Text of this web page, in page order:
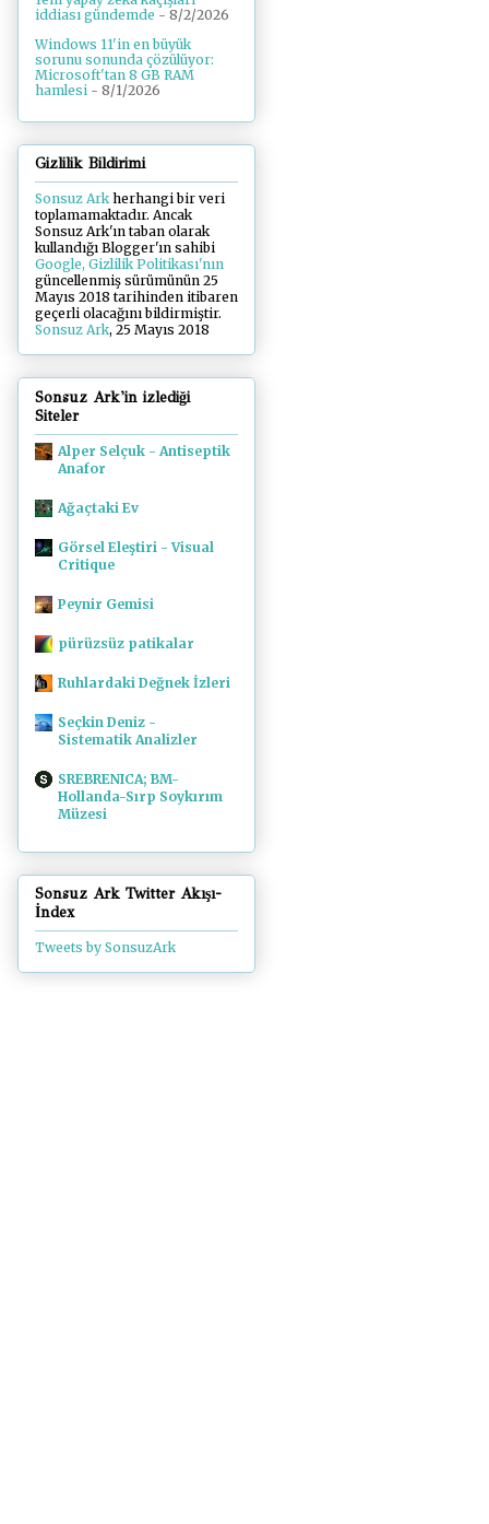
iddiası gündemde - 8/2/2026
Windows 11'in en büyük
sorunu sonunda çözülüyor:
Microsoft'tan 8 GB RAM
hamlesi - 8/1/2026
Gizlilik Bildirimi
Sonsuz Arkherhangi bir veri
toplamamaktadır. Ancak
Sonsuz Ark'ın taban olarak
kullandığı Blogger'ın sahibi
Google, Gizlilik Politikası'nın
güncellenmiş sürümünün 25
Mayıs 2018 tarihinden itibaren
geçerli olacağını bildirmiştir.
Sonsuz Ark, 25 Mayıs 2018
Sonsuz Ark'in izlediği
Siteler
Alper Selçuk - Antiseptik
Anafor
Ağaçtaki Ev
Görsel Eleştiri - Visual
Critique
Peynir Gemisi
pürüzsüz patikalar
Ruhlardaki Değnek İzleri
Seçkin Deniz -
Sistematik Analizler
SREBRENICA; BM-
Hollanda-Sırp Soykırım
Müzesi
Sonsuz Ark Twitter Akışı-
İndex
Tweets by SonsuzArk